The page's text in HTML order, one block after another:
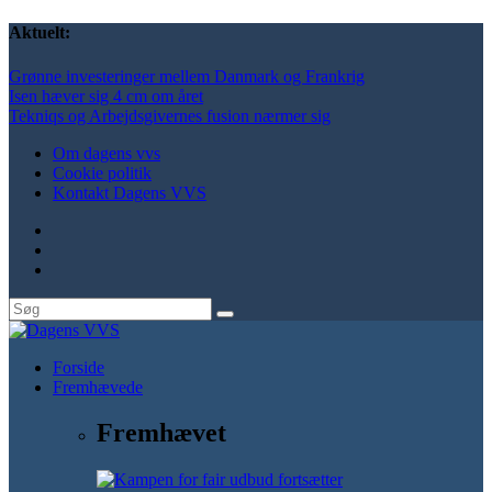
Aktuelt:
Grønne investeringer mellem Danmark og Frankrig
Isen hæver sig 4 cm om året
Tekniqs og Arbejdsgivernes fusion nærmer sig
Om dagens vvs
Cookie politik
Kontakt Dagens VVS
Forside
Fremhævede
Fremhævet